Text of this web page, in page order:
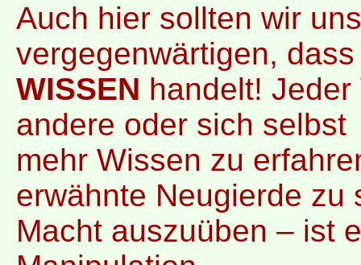
Auch hier sollten wir
vergegenwärtigen,
WISSEN handelt!
andere oder sich selbst
mehr Wissen zu
erwähnte Neugierde zu
Macht auszuüben – ist